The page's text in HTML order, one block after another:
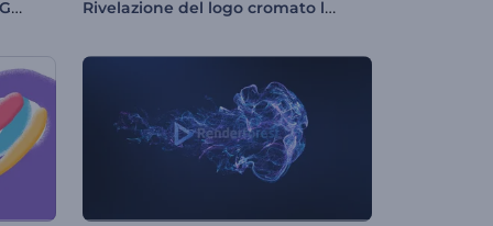
Sigla di apertura di Network Globe Rivelazione del logo cromato lucido